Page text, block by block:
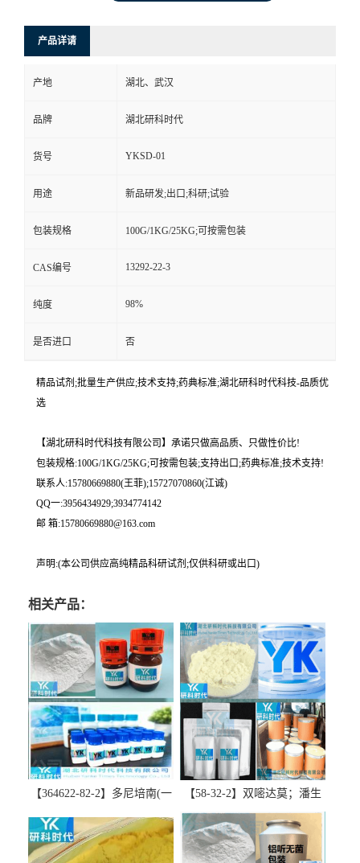
产品详请
产地 湖北、武汉
品牌 湖北研科时代
货号 YKSD-01
用途 新品研发;出口;科研;试验
包装规格 100G/1KG/25KG;可按需包装
CAS编号 13292-22-3
纯度 98%
是否进口 否
精品试剂;批量生产供应;技术支持;药典标准;湖北研科时代科技-品质优
选
【湖北研科时代科技有限公司】承诺只做高品质、只做性价比!
包装规格:100G/1KG/25KG;可按需包装;支持出口;药典标准;技术支持!
联系人:15780669880(王菲);15727070860(江诚)
QQ一:3956434929;3934774142
邮 箱:15780669880@163.com
声明:(本公司供应高纯精品科研试剂;仅供科研或出口)
相关产品：
【364622-82-2】多尼培南(一
精品科研试剂-湖北研科时代
科技-“研”无止境;“科”学创
【58-32-2】双嘧达莫；潘生
丁-精品科研试剂-湖北研科时
代科技-“研”无止境;“科”学创
新！支持三方验证；支持定